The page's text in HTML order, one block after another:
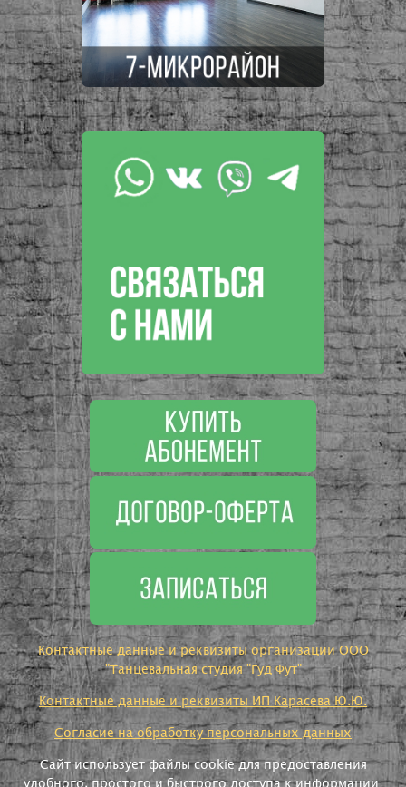
Контактные данные и реквизиты организации ООО
"Танцевальная студия "Гуд Фут"
Контактные данные и реквизиты ИП Карасева Ю.Ю.
Согласие на обработку персональных данных
Сайт использует файлы cookie для предоставления
удобного, простого и быстрого доступа к информации.